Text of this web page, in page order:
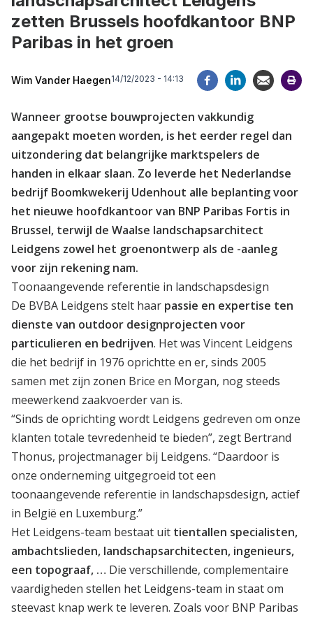
zetten Brussels hoofdkantoor BNP
Paribas in het groen
Wim Vander Haegen14/12/2023 - 14:13
Wanneer grootse bouwprojecten vakkundig
aangepakt moeten worden, is het eerder regel dan
uitzondering dat belangrijke marktspelers de
handen in elkaar slaan. Zo leverde het Nederlandse
bedrijf Boomkwekerij Udenhout alle beplanting voor
het nieuwe hoofdkantoor van BNP Paribas Fortis in
Brussel, terwijl de Waalse landschapsarchitect
Leidgens zowel het groenontwerp als de -aanleg
voor zijn rekening nam.
Toonaangevende referentie in landschapsdesign
De BVBA Leidgens stelt haar passie en expertise ten
dienste van outdoor designprojecten voor
particulieren en bedrijven. Het was Vincent Leidgens
die het bedrijf in 1976 oprichtte en er, sinds 2005
samen met zijn zonen Brice en Morgan, nog steeds
meewerkend zaakvoerder van is.
“Sinds de oprichting wordt Leidgens gedreven om onze
klanten totale tevredenheid te bieden”, zegt Bertrand
Thonus, projectmanager bij Leidgens. “Daardoor is
onze onderneming uitgegroeid tot een
toonaangevende referentie in landschapsdesign, actief
in België en Luxemburg.”
Het Leidgens-team bestaat uit tientallen specialisten,
ambachtslieden, landschapsarchitecten, ingenieurs,
een topograaf, … Die verschillende, complementaire
vaardigheden stellen het Leidgens-team in staat om
steevast knap werk te leveren. Zoals voor BNP Paribas